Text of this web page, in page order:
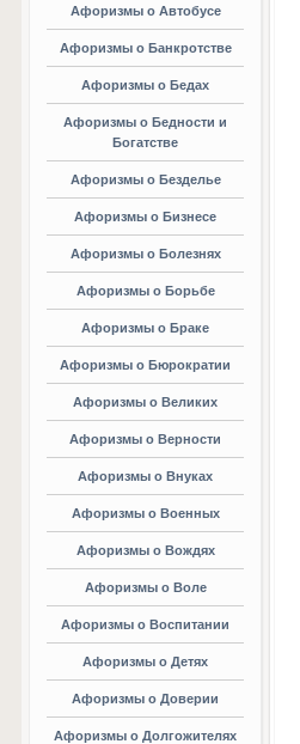
Афоризмы о Автобусе
Афоризмы о Банкротстве
Афоризмы о Бедах
Афоризмы о Бедности и
Богатстве
Афоризмы о Безделье
Афоризмы о Бизнесе
Афоризмы о Болезнях
Афоризмы о Борьбе
Афоризмы о Браке
Афоризмы о Бюрократии
Афоризмы о Великих
Афоризмы о Верности
Афоризмы о Внуках
Афоризмы о Военных
Афоризмы о Вождях
Афоризмы о Воле
Афоризмы о Воспитании
Афоризмы о Детях
Афоризмы о Доверии
Афоризмы о Долгожителях